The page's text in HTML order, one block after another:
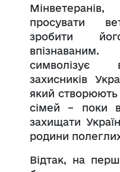
просувати
зробити
символізує
захисників
який створюють
сімей – поки
захищати
родини
Відтак, на